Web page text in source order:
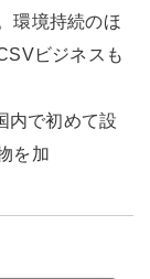
環境持続のほ
ビジネスも
内で初めて設
を加